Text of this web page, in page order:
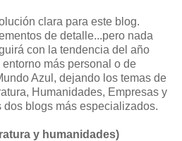
clara para este blog.
de detalle...pero nada
con la tendencia del año
más personal o de
Azul, dejando los temas de
Humanidades, Empresas y
dos blogs más especializados.
y humanidades)